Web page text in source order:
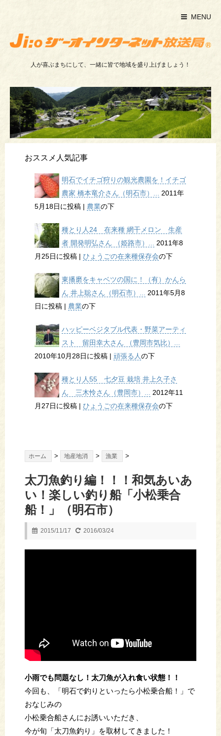
MENU
人が喜ぶまちにして、一緒に皆で地域を盛り上げましょう！
おススメ人気記事
明石でイチゴ狩りの観光農園を！イチゴ
農家 橋本竜介さん（明石市）... 2011年
5月18日に投稿 | 農業の下
種とり人24 在来種 網干メロン 生産
者 開発明弘さん （姫路市）... 2011年8
月25日に投稿 | ひょうごの在来種保存会の下
東播磨をキャベツの国に！（有）かんら
ん 井上聡さん（明石市）... 2011年5月8
日に投稿 | 農業の下
ハッピーベジタブル代表・野菜アーティ
スト 留田幸大さん （豊岡市気比）...
2010年10月28日に投稿 | 頑張る人の下
種とり人55 七夕豆 栽培 井上久子さ
ん 三木怜さん（豊岡市）... 2012年11
月27日に投稿 | ひょうごの在来種保存会の下
ホーム > 地産地消 > 漁業 >
太刀魚釣り編！！！和気あいあ
い！楽しい釣り船「小松乗合
船！」（明石市）
2015/11/17 2016/03/24
小雨でも問題なし！太刀魚が入れ食い状態！！
今回も、「明石で釣りといったら小松乗合船！」で
おなじみの
小松乗合船さんにお誘いいただき、
今が旬「太刀魚釣り」を取材してきました！